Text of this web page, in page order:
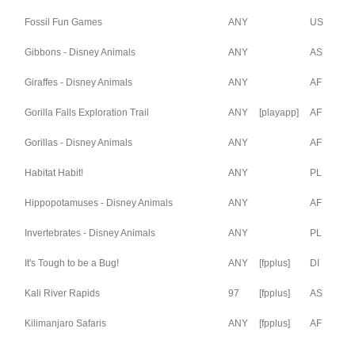
Fossil Fun Games ANY US
Gibbons - Disney Animals ANY AS
Giraffes - Disney Animals ANY AF
Gorilla Falls Exploration Trail ANY [playapp] AF
Gorillas - Disney Animals ANY AF
Habitat Habit! ANY PL
Hippopotamuses - Disney Animals ANY AF
Invertebrates - Disney Animals ANY PL
It's Tough to be a Bug! ANY [fpplus] DI
Kali River Rapids 97 [fpplus] AS
Kilimanjaro Safaris ANY [fpplus] AF